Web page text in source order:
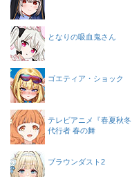
となりの吸血鬼さん
ゴエティア・ショック
テレビアニメ『春夏秋冬
代行者 春の舞
ブラウンダスト2